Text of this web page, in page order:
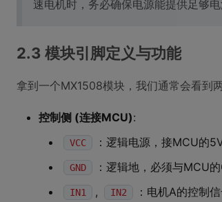
速电机时，务必确保电源能提供足够
2.3 模块引脚定义与功能
拿到一个MX1508模块，我们通常会看到
控制侧 (连接MCU):
VCC ：逻辑电源，接MCU的
GND ：逻辑地，必须与MCU的
IN1 , IN2 ：电机A的控制信